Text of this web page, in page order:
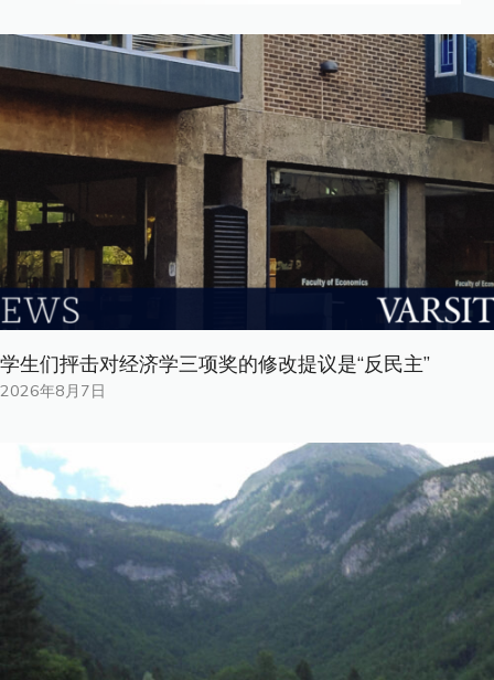
学生们抨击对经济学三项奖的修改提议是“反民主”
2026年8月7日